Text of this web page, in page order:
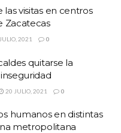
las visitas en centros
Zacatecas
2021 0
quitarse la
20 JULIO, 2021 0
humanos en distintas
metropolitana